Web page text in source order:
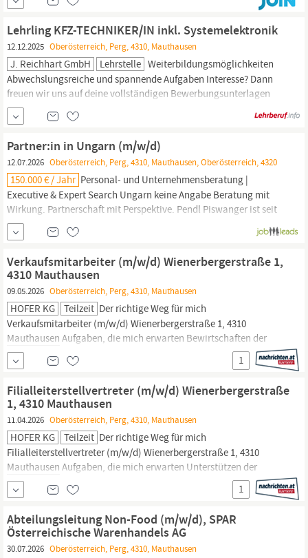
Parkplätze sind vorhanden Kaffee, Tee, Mineralwasser und
Obstkorb gibt’s natürlich obendrauf Unser Entwicklungsumfeld
Moderner Stack:
Lehrling KFZ-TECHNIKER/IN inkl. Systemelektronik
12.12.2025 Oberösterreich, Perg, 4310, Mauthausen
J. Reichhart GmbH Lehrstelle Weiterbildungsmöglichkeiten
Abwechslungsreiche und spannende Aufgaben Interesse? Dann
freuen wir uns auf deine vollständigen Bewerbungsunterlagen
inkl. Lebenslauf und Foto. J. Reichhart GmbH., Machlandstraße
58, 4310
Mauthausen,
07238/2415-13 zH. Hr. Hannes Reichhart, E-
Partner:in in Ungarn (m/w/d)
12.07.2026 Oberösterreich, Perg, 4310, Mauthausen, Oberösterreich, 4320
150.000 € / Jahr Personal- und Unternehmensberatung |
Executive & Expert Search Ungarn keine Angabe Beratung mit
Wirkung. Partnerschaft mit Perspektive. Pendl Piswanger ist seit
über 45 Jahren eine der führenden Personal- und
Unternehmensberatungen in Österreich und der Region CEE. Wir
begleiten Unternehmen, Eigentümer:innen und Top-Management
in strategisch entscheidenden Phasen –...
Verkaufsmitarbeiter (m/w/d) Wienerbergerstraße 1,
4310 Mauthausen
09.05.2026 Oberösterreich, Perg, 4310, Mauthausen
HOFER KG Teilzeit Der richtige Weg für mich
Verkaufsmitarbeiter (m/w/d) Wienerbergerstraße 1, 4310
Mauthausen Aufgaben, die mich erwarten Bewirtschaften der
Regale und Kassieren der Einkäufe Backen und Bereitstellen der
Backware Präsentieren von Obst und Gemüse sowie Durchführen
von Qualitätskontrollen Beantworten von Kund:innenanfragen
Reinigen der Filiale Betreuen der
1
Filialleiterstellvertreter (m/w/d) Wienerbergerstraße
1, 4310 Mauthausen
11.04.2026 Oberösterreich, Perg, 4310, Mauthausen
HOFER KG Teilzeit Der richtige Weg für mich
Filialleiterstellvertreter (m/w/d) Wienerbergerstraße 1, 4310
Mauthausen Aufgaben, die mich erwarten Unterstützen der
Filialleitung bei den täglichen Aufgaben wie
Bestandsmanagement und Präsentieren der Ware Kassieren und
Bewirtschaften der Regale Backen und Bereitstellen der
Backware Beantworten von Fragen unserer
1
Abteilungsleitung Non-Food (m/w/d), SPAR
Österreichische Warenhandels AG
30.07.2026 Oberösterreich, Perg, 4310, Mauthausen